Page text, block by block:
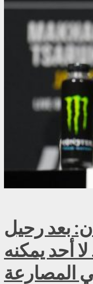
بعد رحيل
أحد يمكنه
المصارعة